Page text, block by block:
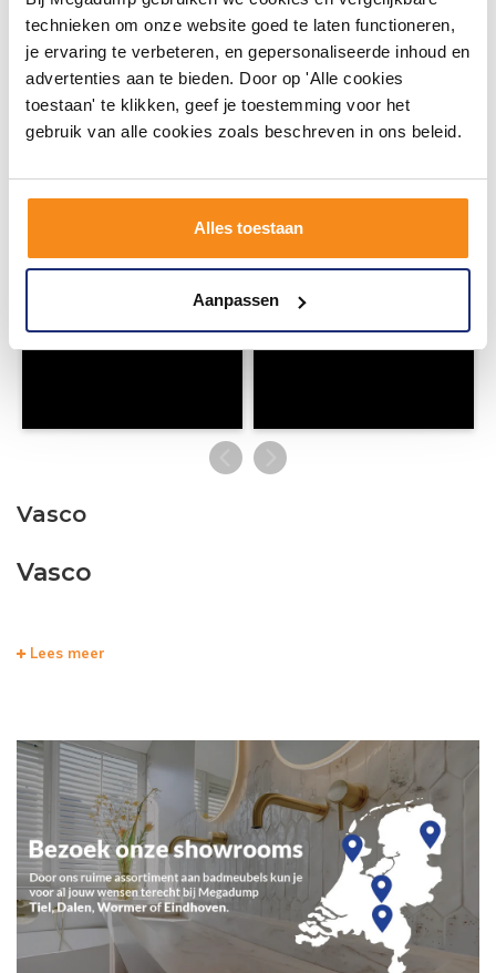
technieken om onze website goed te laten functioneren,
je ervaring te verbeteren, en gepersonaliseerde inhoud en
advertenties aan te bieden. Door op 'Alle cookies
toestaan' te klikken, geef je toestemming voor het
gebruik van alle cookies zoals beschreven in ons beleid.
Alles toestaan
Aanpassen
#mijndroombadkamer
Wij geloven in de kracht van delen. Deel jouw
badkamer op Instagram met #mijndroombadkamer
en tag @megadumpnl. Samen bouwen we een
inspirerende omgeving vol met unieke
Vasco
Vasco
Lees meer